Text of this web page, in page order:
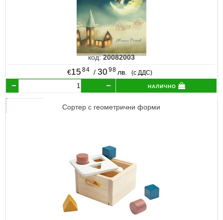
код:20082003
€15 84 / 30 98 лв. (с ДДС)
налично
Сортер с геометрични форми